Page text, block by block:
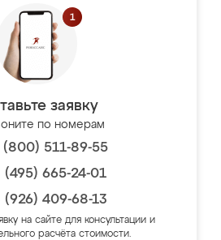
заявку
по номерам
(800) 511-89-55
(495) 665-24-01
(926) 409-68-13
на сайте для консультации и
расчёта стоимости.